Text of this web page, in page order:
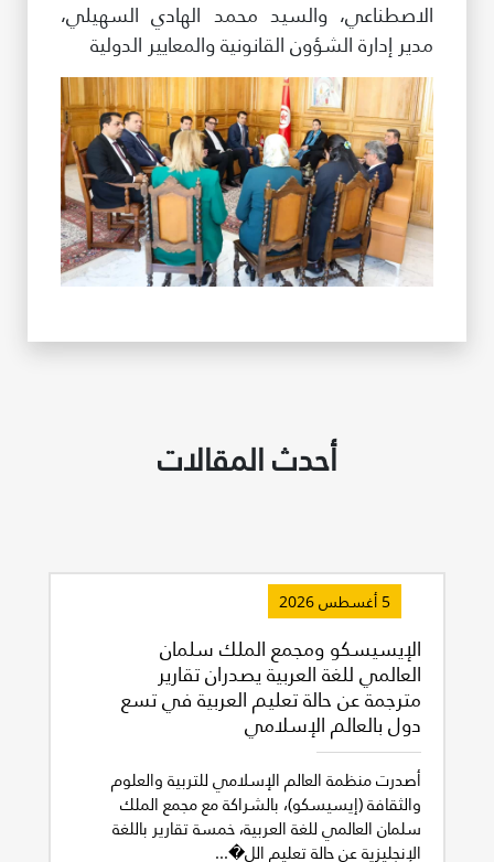
الاصطناعي، والسيد محمد الهادي السهيلي،
مدير إدارة الشؤون القانونية والمعايير الدولية
أحدث المقالات
5 أغسطس 2026
الإيسيسكو ومجمع الملك سلمان
العالمي للغة العربية يصدران تقارير
مترجمة عن حالة تعليم العربية في تسع
دول بالعالم الإسلامي
أصدرت منظمة العالم الإسلامي للتربية والعلوم
والثقافة (إيسيسكو)، بالشراكة مع مجمع الملك
سلمان العالمي للغة العربية، خمسة تقارير باللغة
الإنجليزية عن حالة تعليم الل�...